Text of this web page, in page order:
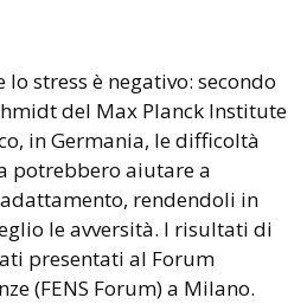
lo stress è negativo: secondo
del Max Planck Institute
in Germania, le difficoltà
potrebbero aiutare a
rendendoli in
le avversità. I risultati di
presentati al Forum
(FENS Forum) a Milano.